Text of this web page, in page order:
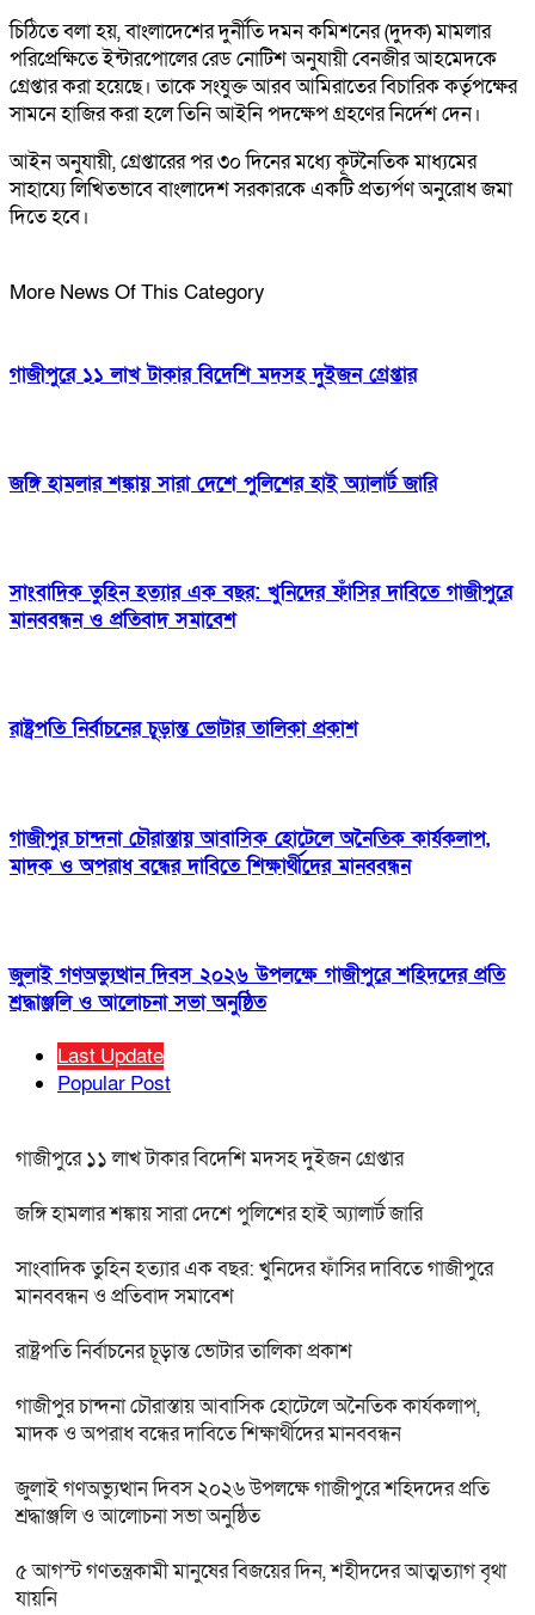
চিঠিতে বলা হয়, বাংলাদেশের দুর্নীতি দমন কমিশনের (দুদক) মামলার
পরিপ্রেক্ষিতে ইন্টারপোলের রেড নোটিশ অনুযায়ী বেনজীর আহমেদকে
গ্রেপ্তার করা হয়েছে। তাকে সংযুক্ত আরব আমিরাতের বিচারিক কর্তৃপক্ষের
সামনে হাজির করা হলে তিনি আইনি পদক্ষেপ গ্রহণের নির্দেশ দেন।
আইন অনুযায়ী, গ্রেপ্তারের পর ৩০ দিনের মধ্যে কূটনৈতিক মাধ্যমের
সাহায্যে লিখিতভাবে বাংলাদেশ সরকারকে একটি প্রত্যর্পণ অনুরোধ জমা
দিতে হবে।
More News Of This Category
গাজীপুরে ১১ লাখ টাকার বিদেশি মদসহ দুইজন গ্রেপ্তার
জঙ্গি হামলার শঙ্কায় সারা দেশে পুলিশের হাই অ্যালার্ট জারি
সাংবাদিক তুহিন হত্যার এক বছর: খুনিদের ফাঁসির দাবিতে গাজীপুরে
মানববন্ধন ও প্রতিবাদ সমাবেশ
রাষ্ট্রপতি নির্বাচনের চূড়ান্ত ভোটার তালিকা প্রকাশ
গাজীপুর চান্দনা চৌরাস্তায় আবাসিক হোটেলে অনৈতিক কার্যকলাপ,
মাদক ও অপরাধ বন্ধের দাবিতে শিক্ষার্থীদের মানববন্ধন
জুলাই গণঅভ্যুত্থান দিবস ২০২৬ উপলক্ষে গাজীপুরে শহিদদের প্রতি
শ্রদ্ধাঞ্জলি ও আলোচনা সভা অনুষ্ঠিত
Last Update
Popular Post
গাজীপুরে ১১ লাখ টাকার বিদেশি মদসহ দুইজন গ্রেপ্তার
জঙ্গি হামলার শঙ্কায় সারা দেশে পুলিশের হাই অ্যালার্ট জারি
সাংবাদিক তুহিন হত্যার এক বছর: খুনিদের ফাঁসির দাবিতে গাজীপুরে
মানববন্ধন ও প্রতিবাদ সমাবেশ
রাষ্ট্রপতি নির্বাচনের চূড়ান্ত ভোটার তালিকা প্রকাশ
গাজীপুর চান্দনা চৌরাস্তায় আবাসিক হোটেলে অনৈতিক কার্যকলাপ,
মাদক ও অপরাধ বন্ধের দাবিতে শিক্ষার্থীদের মানববন্ধন
জুলাই গণঅভ্যুত্থান দিবস ২০২৬ উপলক্ষে গাজীপুরে শহিদদের প্রতি
শ্রদ্ধাঞ্জলি ও আলোচনা সভা অনুষ্ঠিত
৫ আগস্ট গণতন্ত্রকামী মানুষের বিজয়ের দিন, শহীদদের আত্মত্যাগ বৃথা
যায়নি